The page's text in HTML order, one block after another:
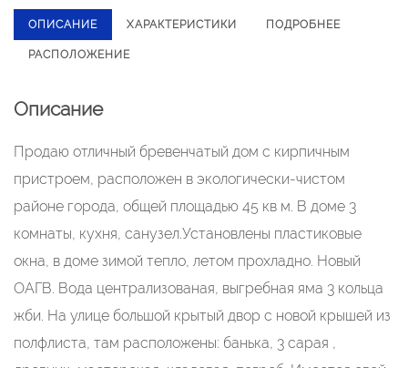
ОПИСАНИЕ ХАРАКТЕРИСТИКИ ПОДРОБНЕЕ
РАСПОЛОЖЕНИЕ
Описание
Продаю отличный бревенчатый дом с кирпичным
пристроем, расположен в экологически-чистом
районе города, общей площадью 45 кв м. В доме 3
комнаты, кухня, санузел.Установлены пластиковые
окна, в доме зимой тепло, летом прохладно. Новый
ОАГВ. Вода централизованая, выгребная яма 3 кольца
жби. На улице большой крытый двор с новой крышей из
полфлиста, там расположены: банька, 3 сарая ,